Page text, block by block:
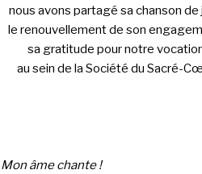
nous avons partagé sa chanson de
le renouvellement de son
sa gratitude pour notre
au sein de la Société du Sacré-
Mon âme chante !